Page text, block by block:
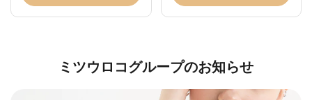
ミツウロコグループのお知らせ